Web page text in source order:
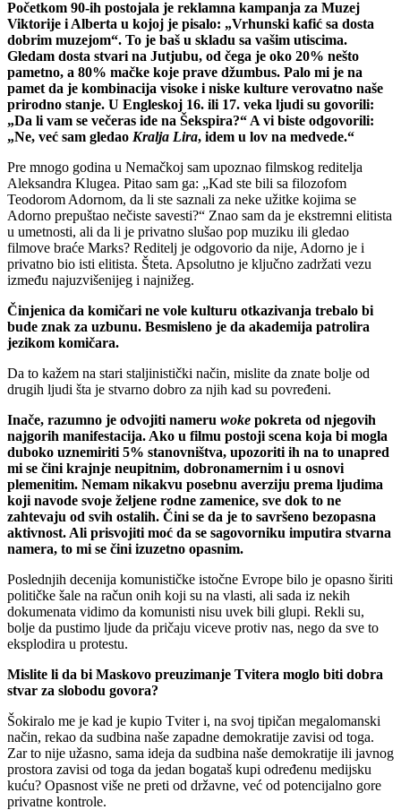
Početkom 90-ih postojala je reklamna kampanja za Muzej
Viktorije i Alberta u kojoj je pisalo: „Vrhunski kafić sa dosta
dobrim muzejom“. To je baš u skladu sa vašim utiscima.
Gledam dosta stvari na Jutjubu, od čega je oko 20% nešto
pametno, a 80% mačke koje prave džumbus. Palo mi je na
pamet da je kombinacija visoke i niske kulture verovatno naše
prirodno stanje. U Engleskoj 16. ili 17. veka ljudi su govorili:
„Da li vam se večeras ide na Šekspira?“ A vi biste odgovorili:
„Ne, već sam gledao Kralja Lira, idem u lov na medvede.“
Pre mnogo godina u Nemačkoj sam upoznao filmskog reditelja
Aleksandra Klugea. Pitao sam ga: „Kad ste bili sa filozofom
Teodorom Adornom, da li ste saznali za neke užitke kojima se
Adorno prepuštao nečiste savesti?“ Znao sam da je ekstremni elitista
u umetnosti, ali da li je privatno slušao pop muziku ili gledao
filmove braće Marks? Reditelj je odgovorio da nije, Adorno je i
privatno bio isti elitista. Šteta. Apsolutno je ključno zadržati vezu
između najuzvišenijeg i najnižeg.
Činjenica da komičari ne vole kulturu otkazivanja trebalo bi
bude znak za uzbunu. Besmisleno je da akademija patrolira
jezikom komičara.
Da to kažem na stari staljinistički način, mislite da znate bolje od
drugih ljudi šta je stvarno dobro za njih kad su povređeni.
Inače, razumno je odvojiti nameru woke pokreta od njegovih
najgorih manifestacija. Ako u filmu postoji scena koja bi mogla
duboko uznemiriti 5% stanovništva, upozoriti ih na to unapred
mi se čini krajnje neupitnim, dobronamernim i u osnovi
plemenitim. Nemam nikakvu posebnu averziju prema ljudima
koji navode svoje željene rodne zamenice, sve dok to ne
zahtevaju od svih ostalih. Čini se da je to savršeno bezopasna
aktivnost. Ali prisvojiti moć da se sagovorniku imputira stvarna
namera, to mi se čini izuzetno opasnim.
Poslednjih decenija komunističke istočne Evrope bilo je opasno širiti
političke šale na račun onih koji su na vlasti, ali sada iz nekih
dokumenata vidimo da komunisti nisu uvek bili glupi. Rekli su,
bolje da pustimo ljude da pričaju viceve protiv nas, nego da sve to
eksplodira u protestu.
Mislite li da bi Maskovo preuzimanje Tvitera moglo biti dobra
stvar za slobodu govora?
Šokiralo me je kad je kupio Tviter i, na svoj tipičan megalomanski
način, rekao da sudbina naše zapadne demokratije zavisi od toga.
Zar to nije užasno, sama ideja da sudbina naše demokratije ili javnog
prostora zavisi od toga da jedan bogataš kupi određenu medijsku
kuću? Opasnost više ne preti od državne, već od potencijalno gore
privatne kontrole.